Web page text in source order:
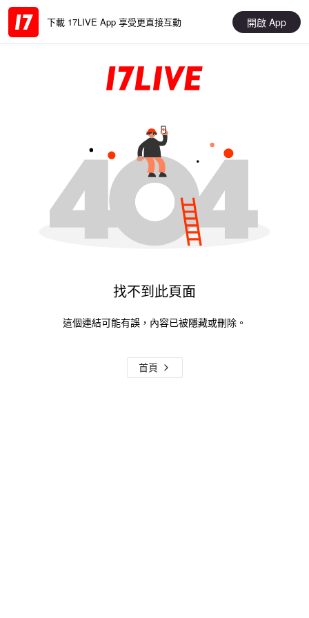
下載 17LIVE App 享受更直接互動 開啟 App
找不到此頁面
這個連結可能有誤，內容已被隱藏或刪除。
首頁